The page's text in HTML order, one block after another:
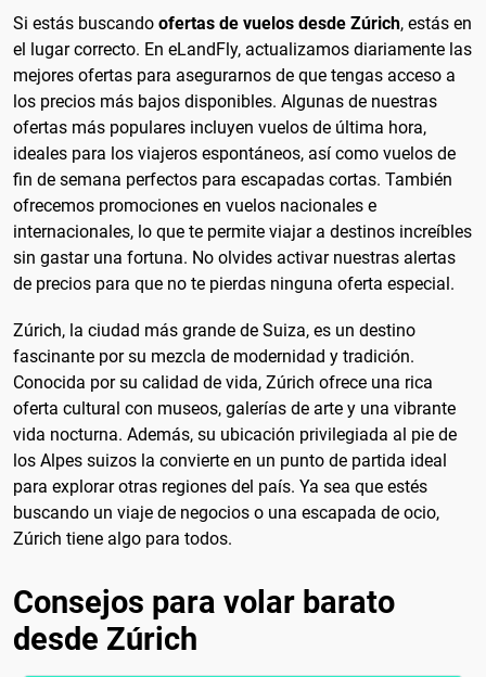
Si estás buscando ofertas de vuelos desde Zúrich, estás en
el lugar correcto. En eLandFly, actualizamos diariamente las
mejores ofertas para asegurarnos de que tengas acceso a
los precios más bajos disponibles. Algunas de nuestras
ofertas más populares incluyen vuelos de última hora,
ideales para los viajeros espontáneos, así como vuelos de
fin de semana perfectos para escapadas cortas. También
ofrecemos promociones en vuelos nacionales e
internacionales, lo que te permite viajar a destinos increíbles
sin gastar una fortuna. No olvides activar nuestras alertas
de precios para que no te pierdas ninguna oferta especial.
Zúrich, la ciudad más grande de Suiza, es un destino
fascinante por su mezcla de modernidad y tradición.
Conocida por su calidad de vida, Zúrich ofrece una rica
oferta cultural con museos, galerías de arte y una vibrante
vida nocturna. Además, su ubicación privilegiada al pie de
los Alpes suizos la convierte en un punto de partida ideal
para explorar otras regiones del país. Ya sea que estés
buscando un viaje de negocios o una escapada de ocio,
Zúrich tiene algo para todos.
Consejos para volar barato
desde Zúrich